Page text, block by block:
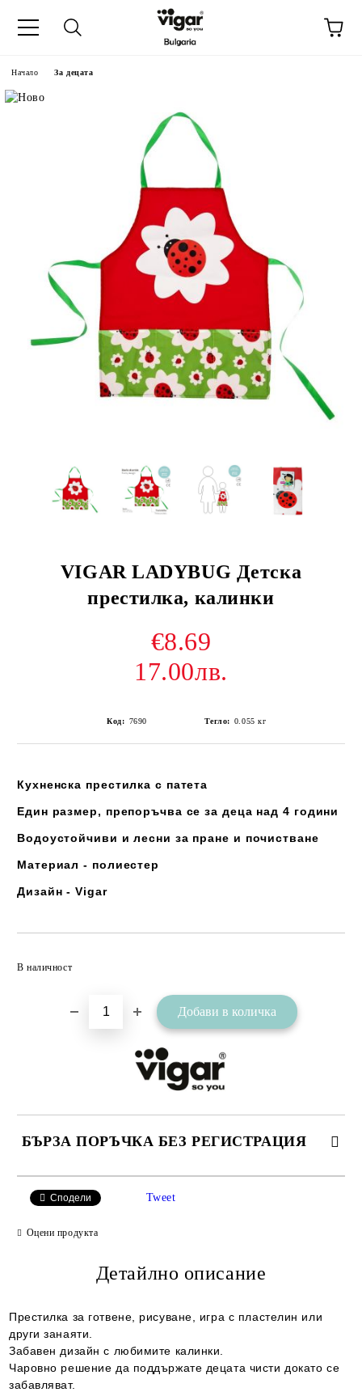
Начало За децата
VIGAR LADYBUG Детска
престилка, калинки
€8.69
17.00лв.
Код: 7690 Тегло: 0.055 кг
Кухненска престилка с патета
Един размер, препоръчва се за деца над 4 години
Водоустойчиви и лесни за пране и почистване
Материал - полиестер
Дизайн - Vigar
В наличност
БЪРЗА ПОРЪЧКА БЕЗ РЕГИСТРАЦИЯ
Съгласен съм с Политиката за лични данни
Сподели Tweet
Оцени продукта
Детайлно описание
Престилка за готвене, рисуване, игра с пластелин или
други занаяти.
Забавен дизайн с любимите калинки.
Чаровно решение да поддържате децата чисти докато се
забавляват.